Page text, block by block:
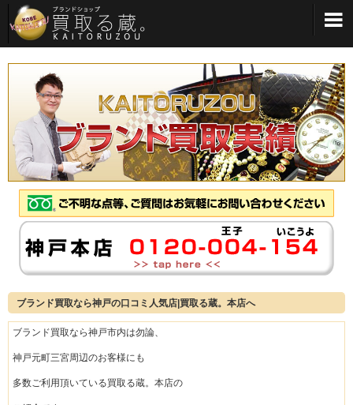
ブランド買取なら神戸の口コミ人気店|買取る蔵。本店へ
ブランド買取なら神戸市内は勿論、
神戸元町三宮周辺のお客様にも
多数ご利用頂いている買取る蔵。本店の